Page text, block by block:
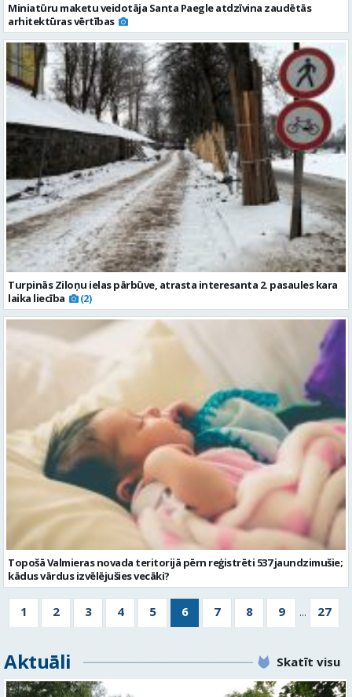
Miniatūru maketu veidotāja Santa Paegle atdzīvina zaudētās
arhitektūras vērtības
Turpinās Ziloņu ielas pārbūve, atrasta interesanta 2. pasaules kara
laika liecība
(2)
Topošā Valmieras novada teritorijā pērn reģistrēti 537 jaundzimušie;
kādus vārdus izvēlējušies vecāki?
1 2 3 4 5 6 7 8 9 ... 27
Aktuāli Skatīt visu